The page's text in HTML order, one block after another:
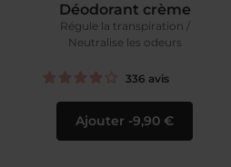
Déodorant crème
Régule la transpiration /
Neutralise les odeurs
336 avis
Ajouter 9,90 €